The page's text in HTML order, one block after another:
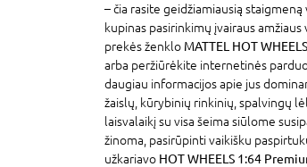
– čia rasite geidžiamiausią
kupinas pasirinkimų įvairaus
prekės ženklo MATTEL HOT WHEELS
arba peržiūrėkite internetinės
daugiau informacijos apie jus
žaislų, kūrybinių rinkinių, spalvingų
laisvalaikį su visa šeima siūlome
žinoma, pasirūpinti vaikišku
užkariavo HOT WHEELS 1:64